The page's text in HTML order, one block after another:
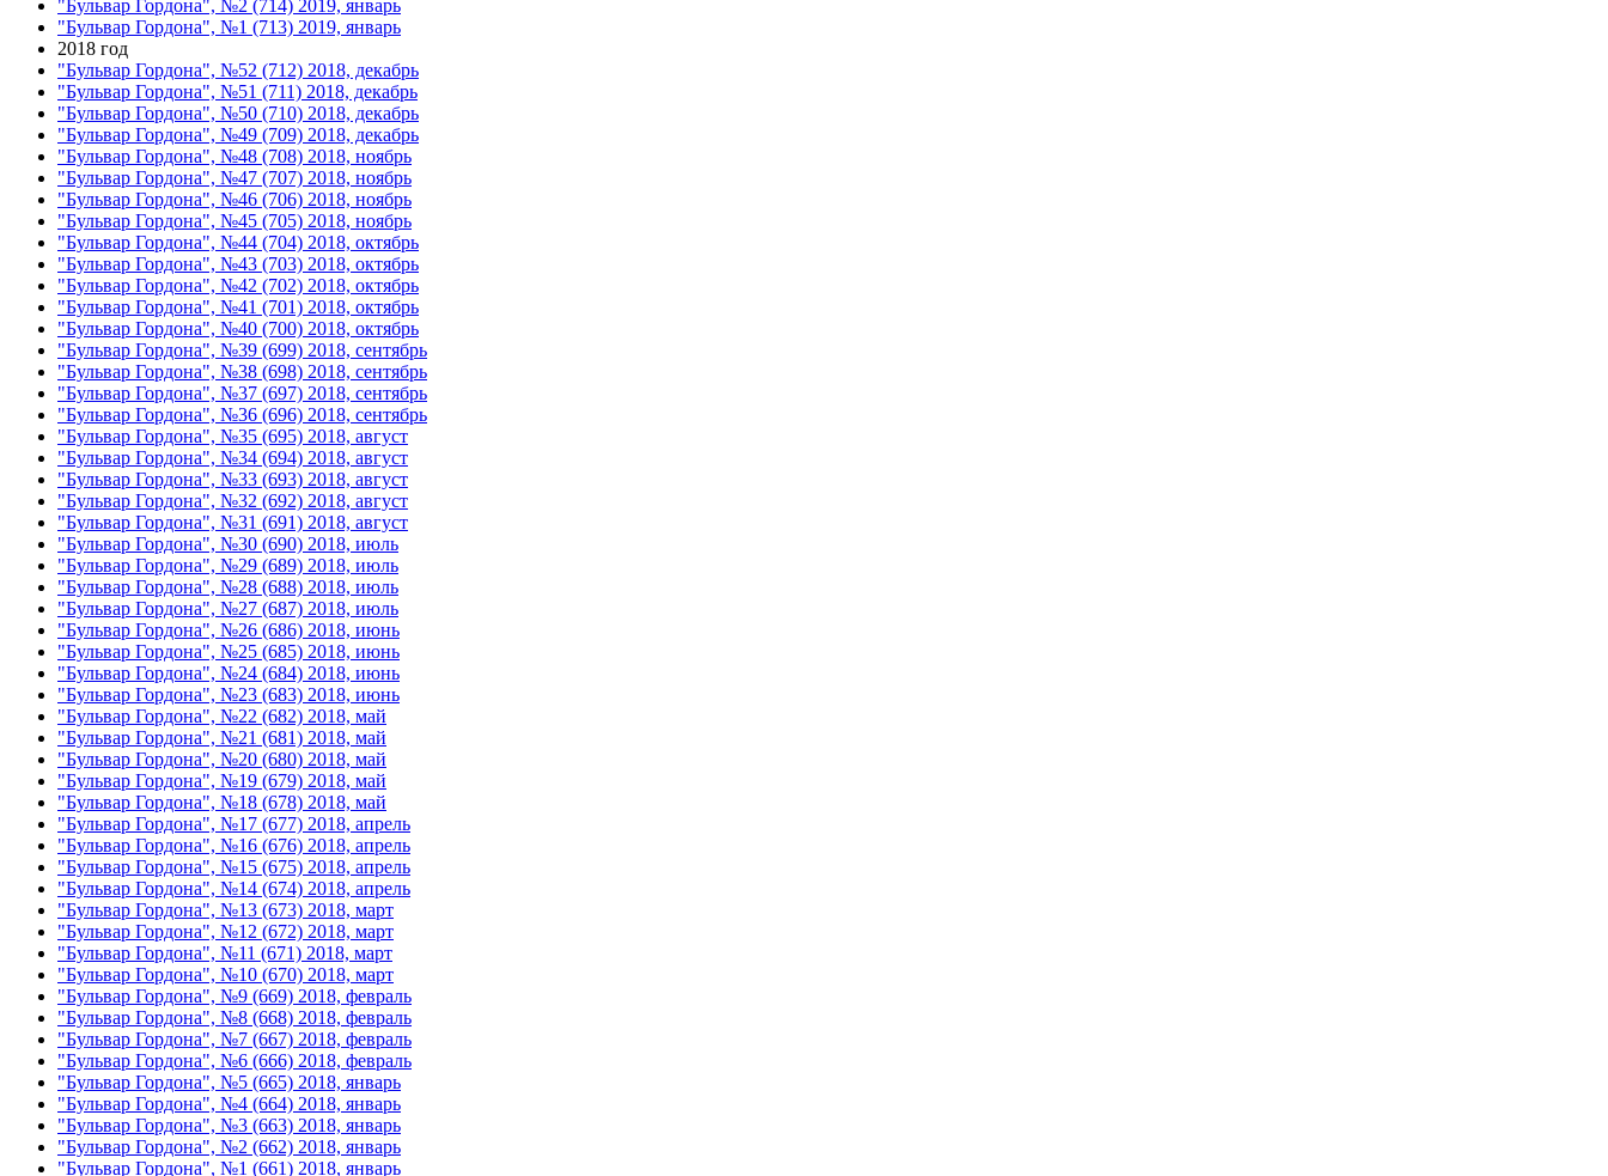
"Бульвар Гордона", №2 (714) 2019, январь
"Бульвар Гордона", №1 (713) 2019, январь
2018 год
"Бульвар Гордона", №52 (712) 2018, декабрь
"Бульвар Гордона", №51 (711) 2018, декабрь
"Бульвар Гордона", №50 (710) 2018, декабрь
"Бульвар Гордона", №49 (709) 2018, декабрь
"Бульвар Гордона", №48 (708) 2018, ноябрь
"Бульвар Гордона", №47 (707) 2018, ноябрь
"Бульвар Гордона", №46 (706) 2018, ноябрь
"Бульвар Гордона", №45 (705) 2018, ноябрь
"Бульвар Гордона", №44 (704) 2018, октябрь
"Бульвар Гордона", №43 (703) 2018, октябрь
"Бульвар Гордона", №42 (702) 2018, октябрь
"Бульвар Гордона", №41 (701) 2018, октябрь
"Бульвар Гордона", №40 (700) 2018, октябрь
"Бульвар Гордона", №39 (699) 2018, сентябрь
"Бульвар Гордона", №38 (698) 2018, сентябрь
"Бульвар Гордона", №37 (697) 2018, сентябрь
"Бульвар Гордона", №36 (696) 2018, сентябрь
"Бульвар Гордона", №35 (695) 2018, август
"Бульвар Гордона", №34 (694) 2018, август
"Бульвар Гордона", №33 (693) 2018, август
"Бульвар Гордона", №32 (692) 2018, август
"Бульвар Гордона", №31 (691) 2018, август
"Бульвар Гордона", №30 (690) 2018, июль
"Бульвар Гордона", №29 (689) 2018, июль
"Бульвар Гордона", №28 (688) 2018, июль
"Бульвар Гордона", №27 (687) 2018, июль
"Бульвар Гордона", №26 (686) 2018, июнь
"Бульвар Гордона", №25 (685) 2018, июнь
"Бульвар Гордона", №24 (684) 2018, июнь
"Бульвар Гордона", №23 (683) 2018, июнь
"Бульвар Гордона", №22 (682) 2018, май
"Бульвар Гордона", №21 (681) 2018, май
"Бульвар Гордона", №20 (680) 2018, май
"Бульвар Гордона", №19 (679) 2018, май
"Бульвар Гордона", №18 (678) 2018, май
"Бульвар Гордона", №17 (677) 2018, апрель
"Бульвар Гордона", №16 (676) 2018, апрель
"Бульвар Гордона", №15 (675) 2018, апрель
"Бульвар Гордона", №14 (674) 2018, апрель
"Бульвар Гордона", №13 (673) 2018, март
"Бульвар Гордона", №12 (672) 2018, март
"Бульвар Гордона", №11 (671) 2018, март
"Бульвар Гордона", №10 (670) 2018, март
"Бульвар Гордона", №9 (669) 2018, февраль
"Бульвар Гордона", №8 (668) 2018, февраль
"Бульвар Гордона", №7 (667) 2018, февраль
"Бульвар Гордона", №6 (666) 2018, февраль
"Бульвар Гордона", №5 (665) 2018, январь
"Бульвар Гордона", №4 (664) 2018, январь
"Бульвар Гордона", №3 (663) 2018, январь
"Бульвар Гордона", №2 (662) 2018, январь
"Бульвар Гордона", №1 (661) 2018, январь